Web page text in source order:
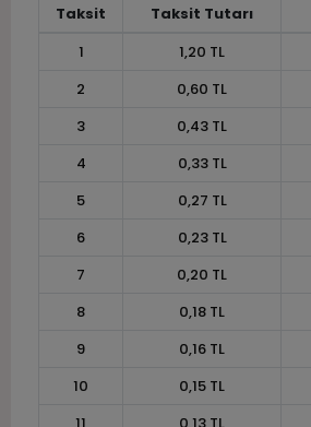
Taksit Taksit Tutarı
1
1,20 TL
2
0,60 TL
3
0,43 TL
4
0,33 TL
5
0,27 TL
6
0,23 TL
7
0,20 TL
8
0,18 TL
9
0,16 TL
10
0,15 TL
11
0,13 TL